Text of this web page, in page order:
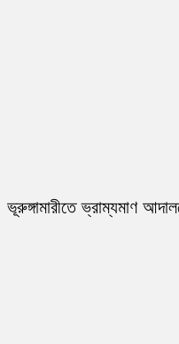
ভূরুঙ্গামারীতে ভ্রাম্যমাণ